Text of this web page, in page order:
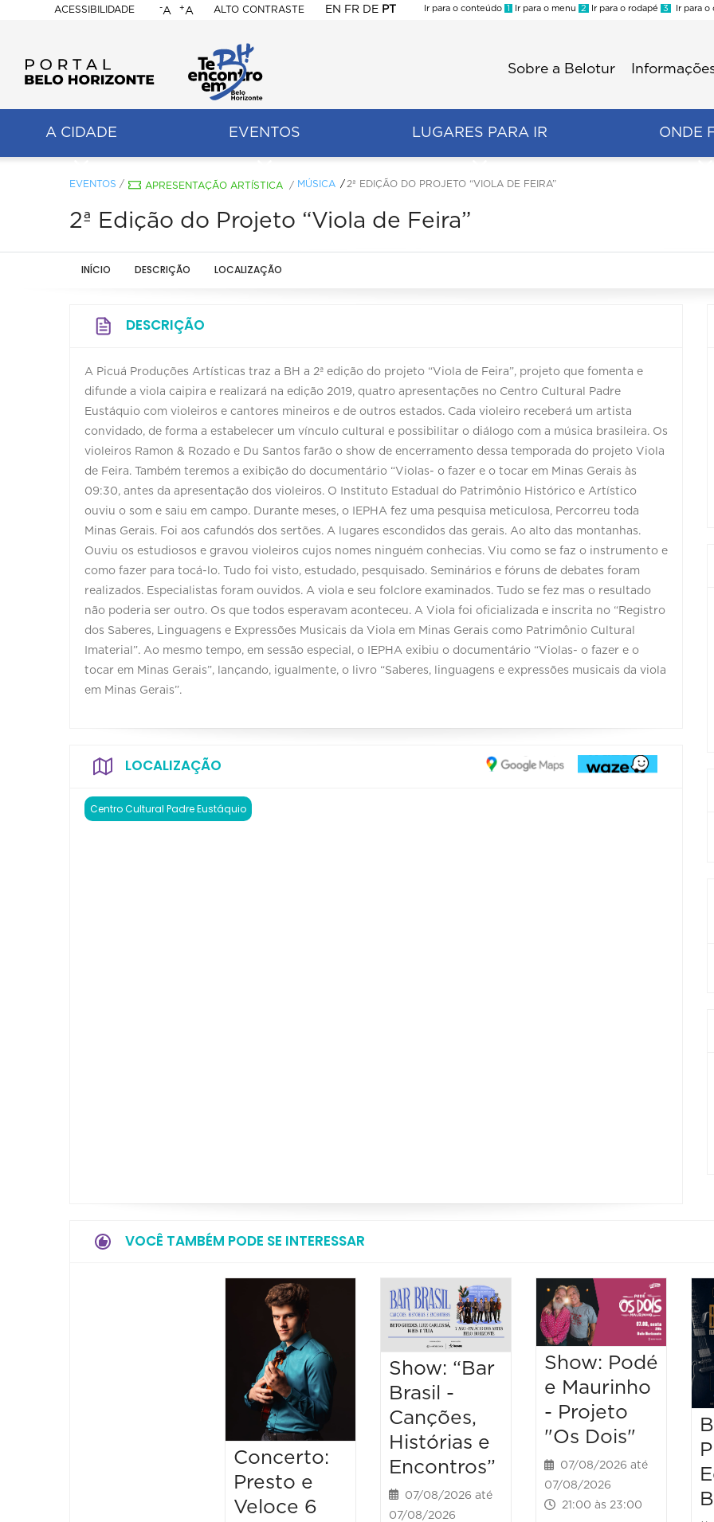
ACESSIBILIDADE
BELO
HORIZONTE
-A +A ALTO CONTRASTE EN FR DE PT
Ir para o conteúdo 1 Ir para o menu 2 Ir para o rodapé 3 Ir para o
Sobre a Belotur
A CIDADE EVENTOS LUGARES PARA IR ONDE
EVENTOS / APRESENTAÇÃO ARTÍSTICA / MÚSICA 2ª EDIÇÃO DO PROJETO “VIOLA DE FEIRA”
2ª Edição do Projeto “Viola de Feira”
INÍCIO DESCRIÇÃO LOCALIZAÇÃO
DESCRIÇÃO
A Picuá Produções Artísticas traz a BH a 2ª edição do projeto “Viola de Feira”, projeto que fomenta e
difunde a viola caipira e realizará na edição 2019, quatro apresentações no Centro Cultural Padre
Eustáquio com violeiros e cantores mineiros e de outros estados. Cada violeiro receberá um artista
convidado, de forma a estabelecer um vínculo cultural e possibilitar o diálogo com a música brasileira. Os
violeiros Ramon & Rozado e Du Santos farão o show de encerramento dessa temporada do projeto Viola
de Feira. Também teremos a exibição do documentário “Violas- o fazer e o tocar em Minas Gerais às
09:30, antes da apresentação dos violeiros. O Instituto Estadual do Patrimônio Histórico e Artístico
ouviu o som e saiu em campo. Durante meses, o IEPHA fez uma pesquisa meticulosa, Percorreu toda
Minas Gerais. Foi aos cafundós dos sertões. A lugares escondidos das gerais. Ao alto das montanhas.
Ouviu os estudiosos e gravou violeiros cujos nomes ninguém conhecias. Viu como se faz o instrumento e
como fazer para tocá-lo. Tudo foi visto, estudado, pesquisado. Seminários e fóruns de debates foram
realizados. Especialistas foram ouvidos. A viola e seu folclore examinados. Tudo se fez mas o resultado
não poderia ser outro. Os que todos esperavam aconteceu. A Viola foi oficializada e inscrita no “Registro
dos Saberes, Linguagens e Expressões Musicais da Viola em Minas Gerais como Patrimônio Cultural
Imaterial”. Ao mesmo tempo, em sessão especial, o IEPHA exibiu o documentário “Violas- o fazer e o
tocar em Minas Gerais”, lançando, igualmente, o livro “Saberes, linguagens e expressões musicais da viola
em Minas Gerais”.
LOCALIZAÇÃO
Centro Cultural Padre Eustáquio
VOCÊ TAMBÉM PODE SE INTERESSAR
Concerto:
Presto e
Veloce 6
Show: “Bar
Brasil -
Canções,
Histórias e
Encontros”
07/08/2026 até
07/08/2026
Show: Podé
e Maurinho
- Projeto
"Os Dois"
07/08/2026 até
07/08/2026
21:00 às 23:00